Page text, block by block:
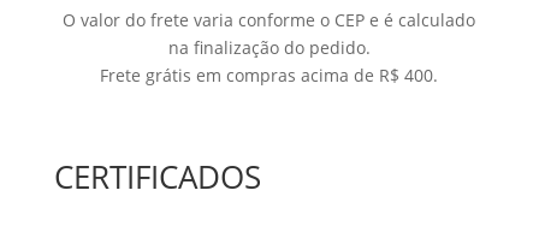
O valor do frete varia conforme o CEP e é calculado
na finalização do pedido.
Frete grátis em compras acima de R$ 400.
CERTIFICADOS